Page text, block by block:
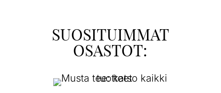
SUOSITUIMMAT
OSASTOT: